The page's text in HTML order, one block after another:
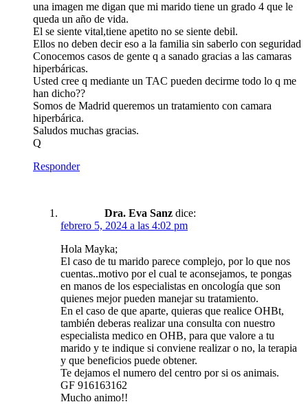
una imagen me digan que mi marido tiene un grado 4 que le
queda un año de vida.
El se siente vital,tiene apetito no se siente debil.
Ellos no deben decir eso a la familia sin saberlo con seguridad
Conocemos casos de gente q a sanado gracias a las camaras
hiperbáricas.
Usted cree q mediante un TAC pueden decirme todo lo q me
han dicho??
Somos de Madrid queremos un tratamiento con camara
hiperbárica.
Saludos muchas gracias.
Q
Responder
Dra. Eva Sanz dice:
febrero 5, 2024 a las 4:02 pm
Hola Mayka;
El caso de tu marido parece complejo, por lo que nos
cuentas..motivo por el cual te aconsejamos, te pongas
en manos de los especialistas en oncología que son
quienes mejor pueden manejar su tratamiento.
En el caso de que aparte, quieras que realice OHBt,
también deberas realizar una consulta con nuestro
especialista medico en OHB, para que valore a tu
marido y te indique si conviene realizar o no, la terapia
y que beneficios puede obtener.
Te dejamos el numero del centro por si os animais.
GF 916163162
Mucho animo!!